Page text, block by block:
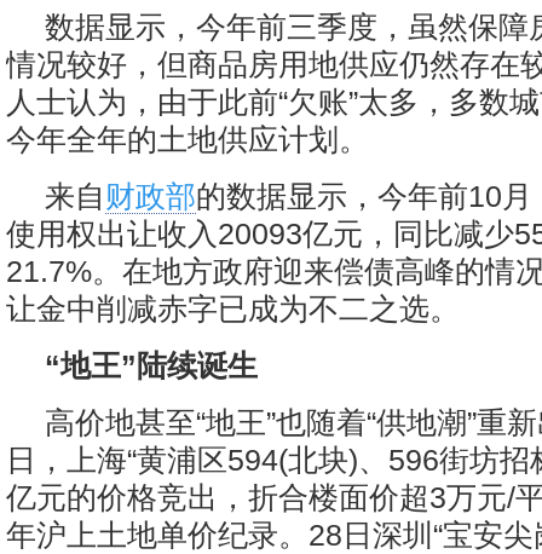
数据显示，今年前三季度，虽然保障
情况较好，但商品房用地供应仍然存在
人士认为，由于此前“欠账”太多，多数
今年全年的土地供应计划。
来自 财政部的数据显示，今年前10
使用权出让收入20093亿元，同比减少
21.7%。在地方政府迎来偿债高峰的情
让金中削减赤字已成为不二之选。
“地王”陆续诞生
高价地甚至“地王”也随着“供地潮”重
日，上海“黄浦区594(北块)、596街坊招
亿元的价格竞出，折合楼面价超3万元/
年沪上土地单价纪录。28日深圳“宝安